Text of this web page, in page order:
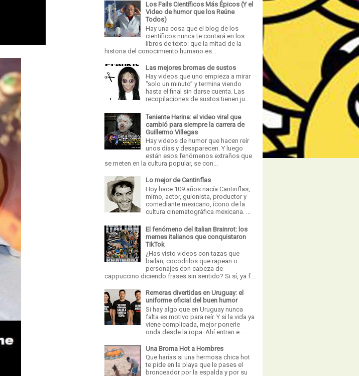
Los Fails Científicos Más Épicos (Y el
Video de humor que los Reúne
Todos)
Hay una cosa que el blog de los
científicos nunca te contará en los
libros de texto: que la mitad de la
historia del conocimiento humano es...
Las mejores bromas de sustos
Hay videos que uno empieza a mirar
“solo un minuto” y termina viendo
hasta el final sin darse cuenta. Las
recopilaciones de sustos tienen ju...
Teniente Harina: el video viral que
cambió para siempre la carrera de
Guillermo Villegas
Hay videos de humor que hacen reír
unos días y desaparecen. Y luego
están esos fenómenos extraños que
se meten en la cultura popular, se con...
Lo mejor de Cantinflas
Hoy hace 109 años nacía Cantinflas,
mimo, actor, guionista, productor y
comediante mexicano, ícono de la
cultura cinematográfica mexicana. ...
El fenómeno del Italian Brainrot: los
memes italianos que conquistaron
TikTok
¿Has visto videos con tazas que
bailan, cocodrilos que rapean o
personajes con cabeza de
cappuccino diciendo frases sin sentido? Si sí, ya f...
Remeras divertidas en Uruguay: el
uniforme oficial del buen humor
Si hay algo que en Uruguay nunca
falta es motivo para reír. Y si la vida ya
viene complicada, mejor ponerle
onda desde la ropa. Ahí entran e...
Una Broma Hot a Hombres
Que harías si una hermosa chica hot
te pide en la playa que le pases el
bronceador por la espalda y por su